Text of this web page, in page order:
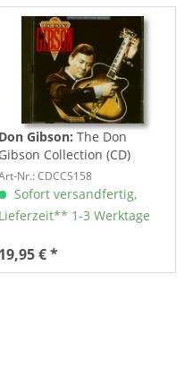
Don Gibson:The Don
Gibson Collection (CD)
Nr.: CDCCS158
Sofort versandfertig,
Lieferzeit** 1-3 Werktage
19,95 € *